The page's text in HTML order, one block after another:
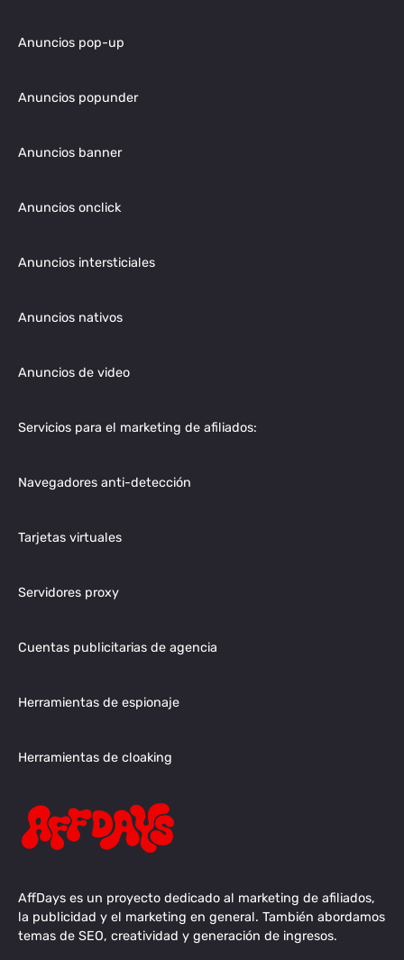
Anuncios pop-up
Anuncios popunder
Anuncios banner
Anuncios onclick
Anuncios intersticiales
Anuncios nativos
Anuncios de video
Servicios para el marketing de afiliados:
Navegadores anti-detección
Tarjetas virtuales
Servidores proxy
Cuentas publicitarias de agencia
Herramientas de espionaje
Herramientas de cloaking
AffDays es un proyecto dedicado al marketing de afiliados,
la publicidad y el marketing en general. También abordamos
temas de SEO, creatividad y generación de ingresos.